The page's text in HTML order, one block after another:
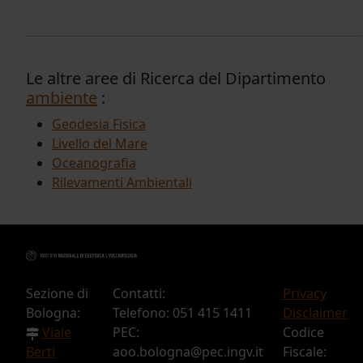
seismic clustering
Le altre aree di Ricerca del Dipartimento
ambiente :
Geodesia Fisica
Livello del Mare
Oceanografia
Rilevamenti Ambientali
Sezione di
Bologna:
Viale
Berti
Contatti:
Telefono: 051 415 1411
PEC:
aoo.bologna@pec.ingv.it
Privacy
Disclaimer
Codice
Fiscale: